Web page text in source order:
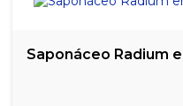
Saponáceo Radium